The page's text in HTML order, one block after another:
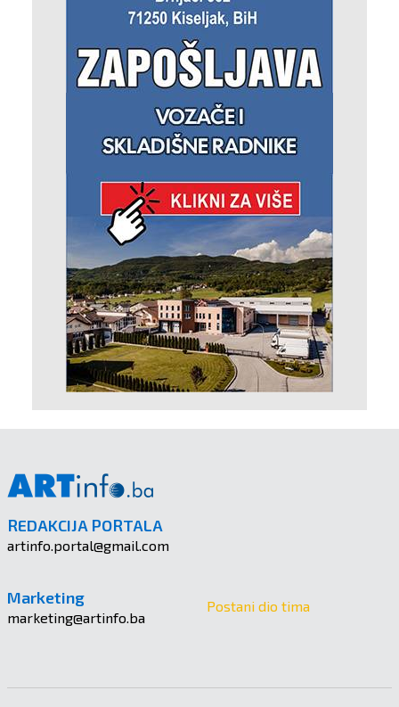
REDAKCIJA PORTALA
artinfo.portal@gmail.com
Marketing
marketing@artinfo.ba
Postani dio tima